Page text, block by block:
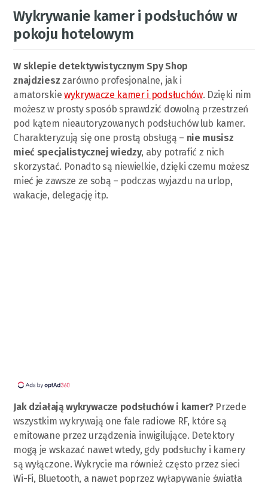
Wykrywanie kamer i podsłuchów w
pokoju hotelowym
W sklepie detektywistycznym Spy Shop
znajdziesz zarówno profesjonalne, jak i
amatorskie wykrywacze kamer i podsłuchów. Dzięki nim
możesz w prosty sposób sprawdzić dowolną przestrzeń
pod kątem nieautoryzowanych podsłuchów lub kamer.
Charakteryzują się one prostą obsługą – nie musisz
mieć specjalistycznej wiedzy, aby potrafić z nich
skorzystać. Ponadto są niewielkie, dzięki czemu możesz
mieć je zawsze ze sobą – podczas wyjazdu na urlop,
wakacje, delegację itp.
Jak działają wykrywacze podsłuchów i kamer?Przede
wszystkim wykrywają one fale radiowe RF, które są
emitowane przez urządzenia inwigilujące. Detektory
mogą je wskazać nawet wtedy, gdy podsłuchy i kamery
są wyłączone. Wykrycie ma również często przez sieci
Wi-Fi, Bluetooth, a nawet poprzez wyłapywanie światła